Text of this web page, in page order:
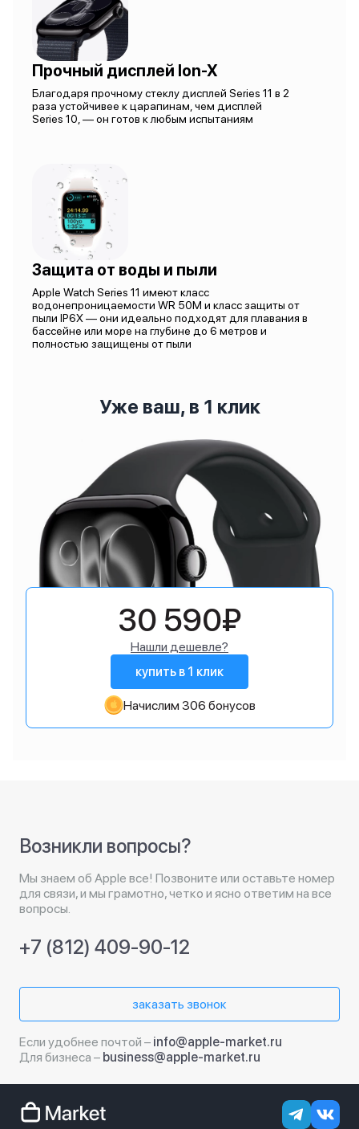
Прочный дисплей Ion-X
Благодаря прочному стеклу дисплей Series 11 в 2
раза устойчивее к царапинам, чем дисплей
Series 10, — он готов к любым испытаниям
Защита от воды и пыли
Apple Watch Series 11 имеют класс
водонепроницаемости WR 50M и класс защиты от
пыли IP6X — они идеально подходят для плавания в
бассейне или море на глубине до 6 метров и
полностью защищены от пыли
Уже ваш, в 1 клик
30 590₽
Нашли дешевле?
купить в 1 клик
Начислим 306 бонусов
Возникли вопросы?
Мы знаем об Apple все! Позвоните или оставьте номер
для связи, и мы грамотно, четко и ясно ответим на все
вопросы.
+7 (812) 409-90-12
заказать звонок
Если удобнее почтой – info@apple-market.ru
Для бизнеса – business@apple-market.ru